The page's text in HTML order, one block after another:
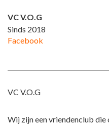
VC V.O.G
Sinds 2018
Facebook
VC V.O.G
Wij zijn een vriendenclub